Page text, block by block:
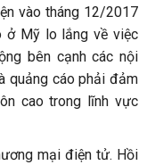
vào tháng 12/2017
ở Mỹ lo lắng về việc
bên cạnh các nội
quảng cáo phải đảm
cao trong lĩnh vực
mại điện tử. Hồi